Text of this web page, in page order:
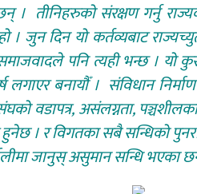
। तीनिहरुको संरक्षण गर्नु
। जुन दिन यो कर्तव्यबाट
पनि त्यही भन्छ । यो
बनायौँ । संविधान
संघको वडापत्र, असंलग्नता,
हुनेछ । र विगतका सबै सन्धिको
जानुस् असुमान सन्धि भएका छन्